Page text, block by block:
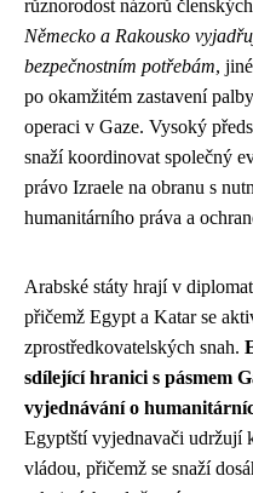
různorodost názorů
Německo a Rakousko
bezpečnostním potřebám,
po okamžitém zastavení
operaci v Gaze. Vysoký
snaží koordinovat společný
právo Izraele na obranu s
humanitárního práva a
Arabské státy hrají v
přičemž Egypt a Katar se
zprostředkovatelských snah.
sdílející hranici s pásmem
vyjednávání o
Egyptští vyjednavači udržují
vládou, přičemž se snaží